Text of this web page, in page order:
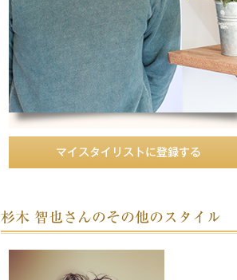
杉木 智也さんのその他のスタイル